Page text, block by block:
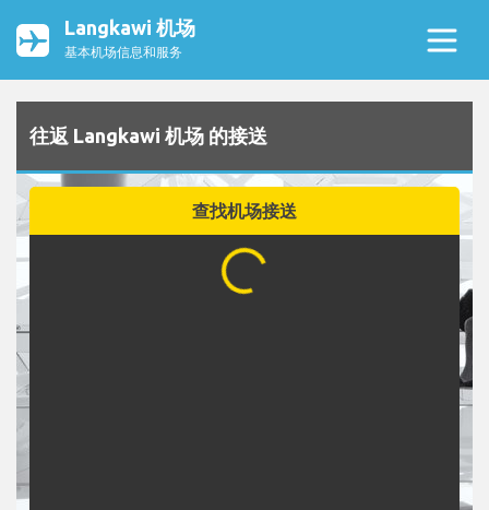
Langkawi 机场
基本机场信息和服务
往返 Langkawi 机场 的接送
查找机场接送